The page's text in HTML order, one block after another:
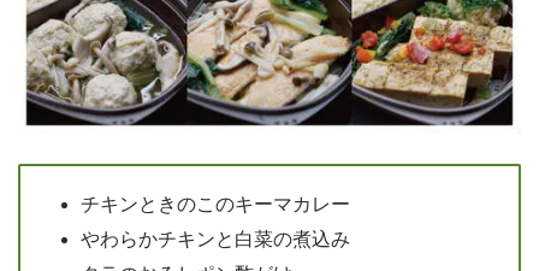
チキンときのこのキーマカレー
やわらかチキンと白菜の煮込み